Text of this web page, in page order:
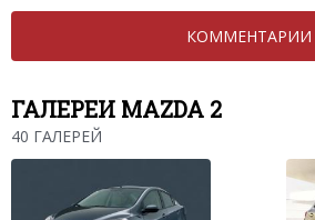
КОММЕНТАРИИ
ГАЛЕРЕИ MAZDA 2
40 ГАЛЕРЕЙ